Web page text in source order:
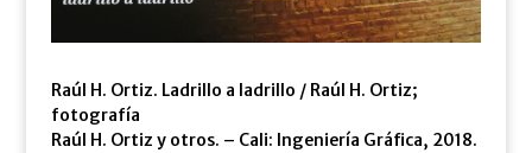
Raúl H. Ortiz. Ladrillo a ladrillo / Raúl H. Ortiz;
fotografía
Raúl H. Ortiz y otros. – Cali: Ingeniería Gráfica, 2018.